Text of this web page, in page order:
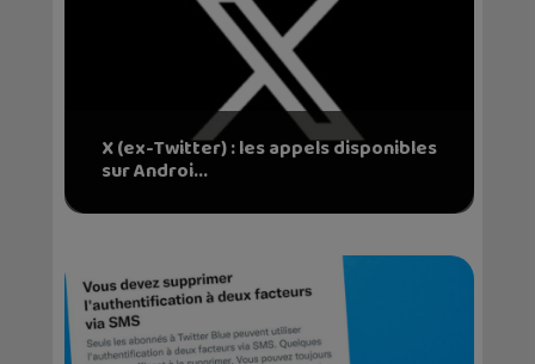
X (ex-Twitter) : les appels disponibles
sur Androi...